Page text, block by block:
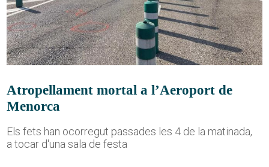
Atropellament mortal a l’Aeroport de
Menorca
Els fets han ocorregut passades les 4 de la matinada,
a tocar d'una sala de festa